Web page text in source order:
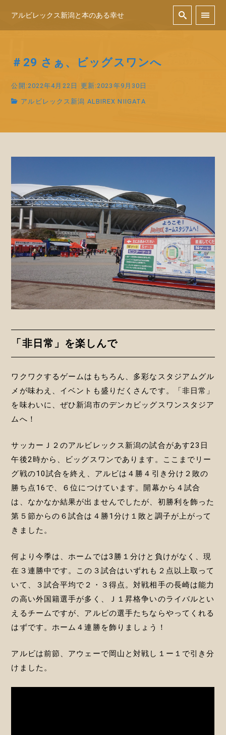
アルビレックス新潟と本のある幸せ
＃29 さぁ、ビッグスワンへ
公開:2022年4月22日 更新:2023年9月30日
アルビレックス新潟 ALBIREX NIIGATA
「非日常」を楽しんで
ワクワクするゲームはもちろん、多彩なスタジアムグル
メが味わえ、イベントも盛りだくさんです。「非日常」
を味わいに、ぜひ新潟市のデンカビッグスワンスタジア
ムへ！
サッカーＪ２のアルビレックス新潟の試合があす23日
午後2時から、ビッグスワンであります。ここまでリー
グ戦の10試合を終え、アルビは４勝４引き分け２敗の
勝ち点16で、６位につけています。開幕から４試合
は、なかなか結果が出ませんでしたが、初勝利を飾った
第５節からの６試合は４勝1分け１敗と調子が上がって
きました。
何より今季は、ホームでは3勝１分けと負けがなく、現
在３連勝中です。この３試合はいずれも２点以上取って
いて、３試合平均で２・３得点。対戦相手の長崎は能力
の高い外国籍選手が多く、Ｊ１昇格争いのライバルとい
えるチームですが、アルビの選手たちならやってくれる
はずです。ホーム４連勝を飾りましょう！
アルビは前節、アウェーで岡山と対戦し１ー１で引き分
けました。